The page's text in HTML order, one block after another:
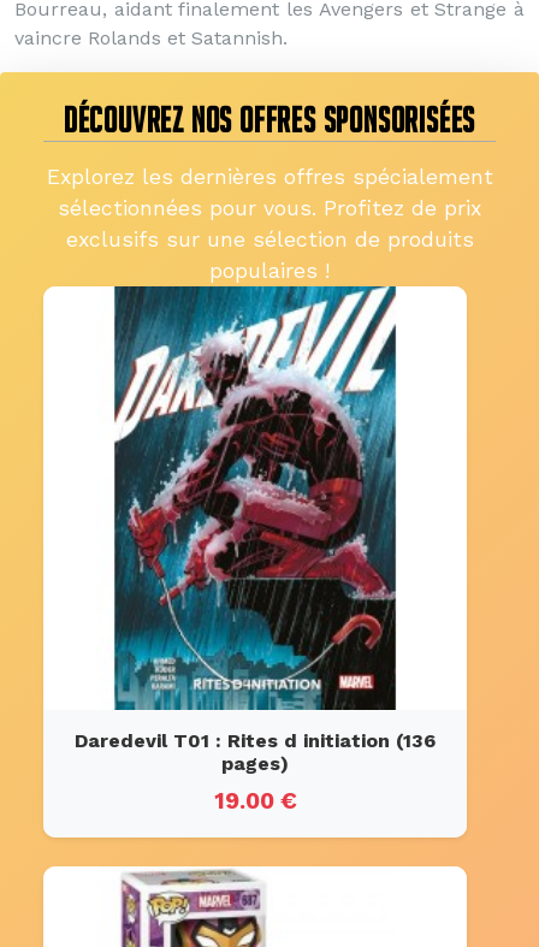
Bourreau, aidant finalement les Avengers et Strange à
vaincre Rolands et Satannish.
DÉCOUVREZ NOS OFFRES SPONSORISÉES
Explorez les dernières offres spécialement
sélectionnées pour vous. Profitez de prix
exclusifs sur une sélection de produits
populaires !
Daredevil T01 : Rites d initiation (136
pages)
19.00 €